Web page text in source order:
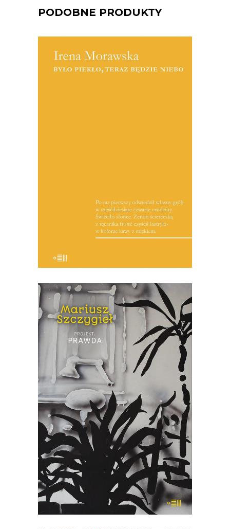
PODOBNE PRODUKTY
[EBOOK] Irena Morawska – BYŁO
39.00 zł 19.50zł
KSIĄŻKA DO KOSZYKA
[EBOOK] Mariusz Szczygieł –
PROJEKT PRAWDA
„Projekt: prawda” to pozycja, jakiej na
polskim rynku wydawniczym jeszcze
nie było. Książka ta jest kolażem, na
który składają się miniatury Mariusza
Szczygła z własnego i cudzego życia
oraz powieść z 1959 roku „Portret z
pamięci” zapomnianego dziś pisarza,
Stanisława […]
44.00 22.00 zł
KSIĄŻKA DO KOSZYKA